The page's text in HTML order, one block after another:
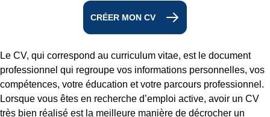
CRÉER MON CV
Le CV, qui correspond au curriculum vitae, est le document
professionnel qui regroupe vos informations personnelles, vos
compétences, votre éducation et votre parcours professionnel.
Lorsque vous êtes en recherche d’emploi active, avoir un CV
très bien réalisé est la meilleure manière de décrocher un